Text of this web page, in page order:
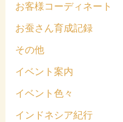
お客様コーディネート
お蚕さん育成記録
その他
イベント案内
イベント色々
インドネシア紀行